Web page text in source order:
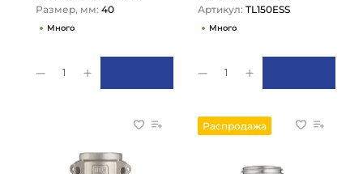
Размер, мм: 40
Много
1
Артикул: TL150ESS
Много
1
Распродажа